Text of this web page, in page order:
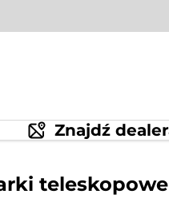
Znajdź
teleskopowe